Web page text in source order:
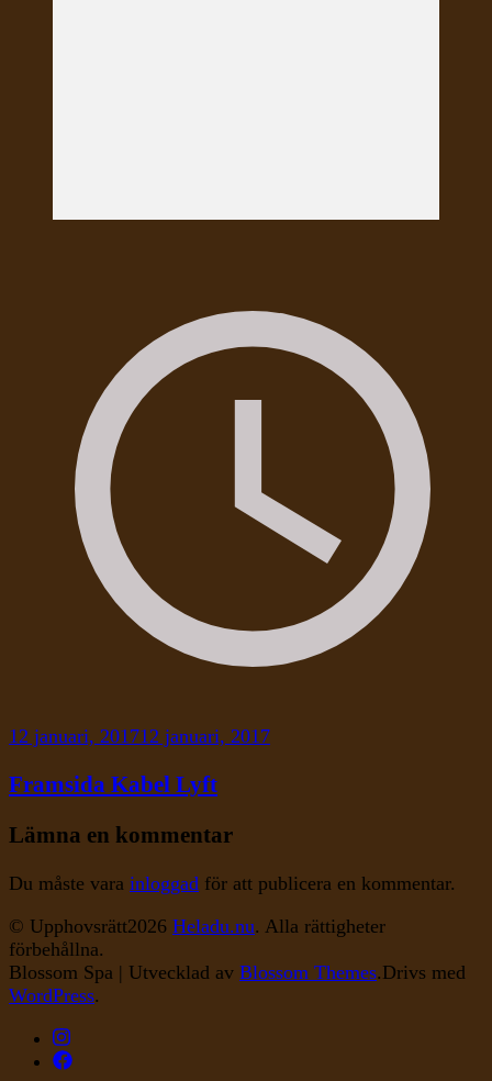
12 januari, 201712 januari, 2017
Framsida Kabel Lyft
Lämna en kommentar
Du måste vara inloggad för att publicera en kommentar.
© Upphovsrätt2026 Heladu.nu. Alla rättigheter
förbehållna.
Blossom Spa | Utvecklad av Blossom Themes.Drivs med
WordPress.